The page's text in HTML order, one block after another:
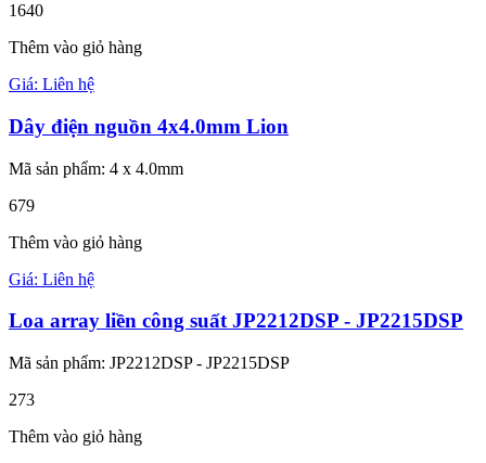
1640
Thêm vào giỏ hàng
Giá: Liên hệ
Dây điện nguồn 4x4.0mm Lion
Mã sản phẩm: 4 x 4.0mm
679
Thêm vào giỏ hàng
Giá: Liên hệ
Loa array liền công suất JP2212DSP - JP2215DSP
Mã sản phẩm: JP2212DSP - JP2215DSP
273
Thêm vào giỏ hàng